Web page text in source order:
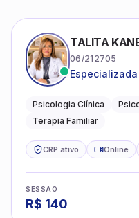
TALITA
06/212705
famílias
Psicologia Clínica
Terapia Familiar
CRP ativo Online
SESSÃO
R$ 140